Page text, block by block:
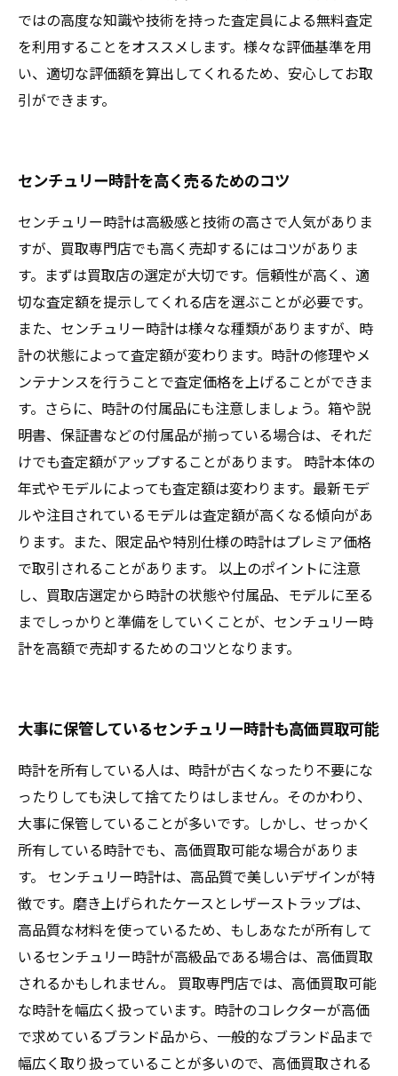
ではの高度な知識や技術を持った査定員による無料査定
を利用することをオススメします。様々な評価基準を用
い、適切な評価額を算出してくれるため、安心してお取
引ができます。
センチュリー時計を高く売るためのコツ
センチュリー時計は高級感と技術の高さで人気がありま
すが、買取専門店でも高く売却するにはコツがありま
す。まずは買取店の選定が大切です。信頼性が高く、適
切な査定額を提示してくれる店を選ぶことが必要です。
また、センチュリー時計は様々な種類がありますが、時
計の状態によって査定額が変わります。時計の修理やメ
ンテナンスを行うことで査定価格を上げることができま
す。さらに、時計の付属品にも注意しましょう。箱や説
明書、保証書などの付属品が揃っている場合は、それだ
けでも査定額がアップすることがあります。 時計本体の
年式やモデルによっても査定額は変わります。最新モデ
ルや注目されているモデルは査定額が高くなる傾向があ
ります。また、限定品や特別仕様の時計はプレミア価格
で取引されることがあります。 以上のポイントに注意
し、買取店選定から時計の状態や付属品、モデルに至る
までしっかりと準備をしていくことが、センチュリー時
計を高額で売却するためのコツとなります。
大事に保管しているセンチュリー時計も高価買取可能
時計を所有している人は、時計が古くなったり不要にな
ったりしても決して捨てたりはしません。そのかわり、
大事に保管していることが多いです。しかし、せっかく
所有している時計でも、高価買取可能な場合がありま
す。 センチュリー時計は、高品質で美しいデザインが特
徴です。磨き上げられたケースとレザーストラップは、
高品質な材料を使っているため、もしあなたが所有して
いるセンチュリー時計が高級品である場合は、高価買取
されるかもしれません。 買取専門店では、高価買取可能
な時計を幅広く扱っています。時計のコレクターが高価
で求めているブランド品から、一般的なブランド品まで
幅広く取り扱っていることが多いので、高価買取される